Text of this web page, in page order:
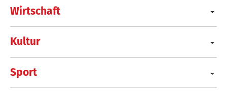
Wirtschaft
Kultur
Sport